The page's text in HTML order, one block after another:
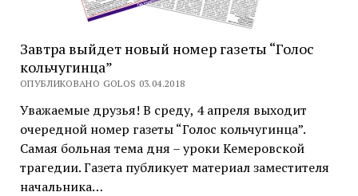
Завтра выйдет новый номер газеты “Голос
кольчугинца”
ОПУБЛИКОВАНО GOLOS 03.04.2018
Уважаемые друзья! В среду, 4 апреля выходит
очередной номер газеты “Голос кольчугинца”.
Самая больная тема дня – уроки Кемеровской
трагедии. Газета публикует материал заместителя
начальника…